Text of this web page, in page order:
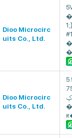
Dioo Microcirc
uits Co., Ltd.
Dioo Microcirc
uits Co., Ltd.
ݤIC,�5A,